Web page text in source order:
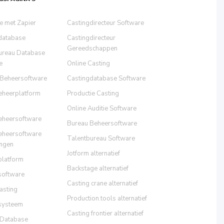
met Zapier
Database
Castingdirecteur Software
Castingdirecteur
Gereedschappen
Online Casting
Castingdatabase Software
Productie Casting
Online Auditie Software
Bureau Beheersoftware
Talentbureau Software
Jotform alternatief
Backstage alternatief
Casting crane alternatief
Production.tools alternatief
Casting frontier alternatief